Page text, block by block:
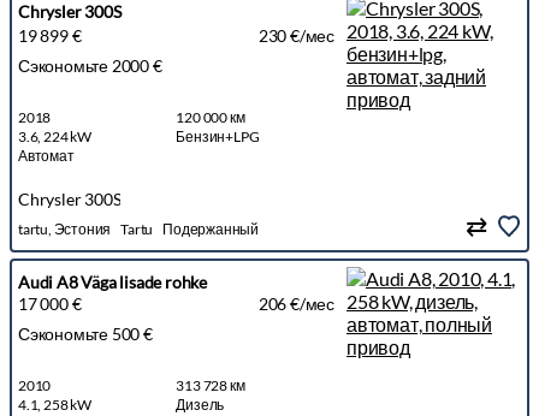
Chrysler 300S
19 899 €
230 €/мес
Сэкономьте 2000 €
2018
120 000 км
3.6, 224 kW
Бензин+LPG
Автомат
Chrysler 300S
tartu, Эстония Tartu Подержанный
Audi A8 Väga lisade rohke
17 000 €
206 €/мес
Сэкономьте 500 €
2010
313 728 км
4.1, 258 kW
Дизель